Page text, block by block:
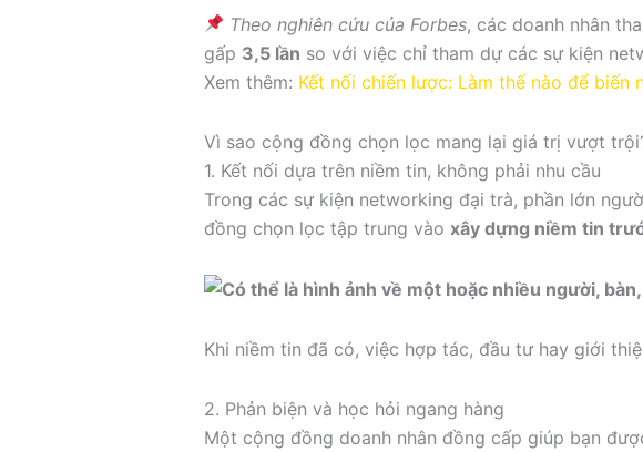
Theo nghiên cứu của Forbes, các doanh nhân
gấp 3,5 lần so với việc chỉ tham dự các sự kiện
Xem thêm: Kết nối chiến lược: Làm thế nào để biến
Vì sao cộng đồng chọn lọc mang lại giá trị vượt
1. Kết nối dựa trên niềm tin, không phải nhu cầu
Trong các sự kiện networking đại trà, phần lớn
đồng chọn lọc tập trung vào xây dựng niềm tin
Khi niềm tin đã có, việc hợp tác, đầu tư hay giới
2. Phản biện và học hỏi ngang hàng
Một cộng đồng doanh nhân đồng cấp giúp bạn